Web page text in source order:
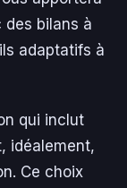
des bilans à
adaptatifs à
qui inclut
idéalement,
Ce choix